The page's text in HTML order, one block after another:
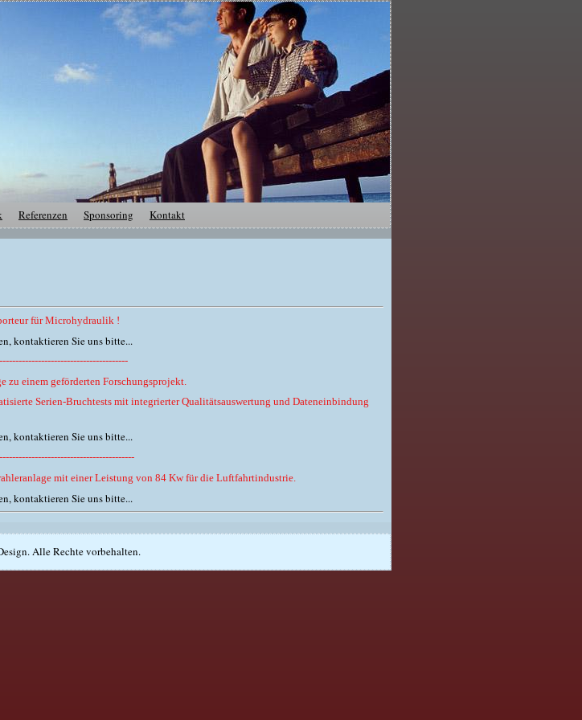
Referenzen Sponsoring Kontakt
für Microhydraulik !
kontaktieren Sie uns bitte...
zu einem geförderten Forschungsprojekt.
Serien-Bruchtests mit integrierter Qualitätsauswertung und Dateneinbindung
kontaktieren Sie uns bitte...
mit einer Leistung von 84 Kw für die Luftfahrtindustrie.
kontaktieren Sie uns bitte...
Alle Rechte vorbehalten.